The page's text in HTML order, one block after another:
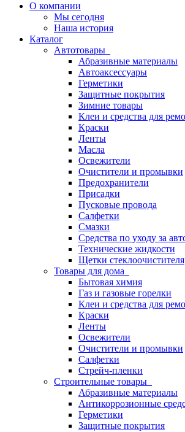
О компании
Мы сегодня
Наша история
Каталог
Автотовары
Абразивные материалы
Автоаксессуары
Герметики
Защитные покрытия
Зимние товары
Клеи и средства для
Краски
Ленты
Масла
Освежители
Очистители и промывки
Предохранители
Присадки
Пусковые провода
Салфетки
Смазки
Средства по уходу за
Технические жидкости
Щетки стеклоочистителя
Товары для дома
Бытовая химия
Газ и газовые горелки
Клеи и средства для
Краски
Ленты
Освежители
Очистители и промывки
Салфетки
Стрейч-пленки
Строительные товары
Абразивные материалы
Антикоррозионные
Герметики
Защитные покрытия